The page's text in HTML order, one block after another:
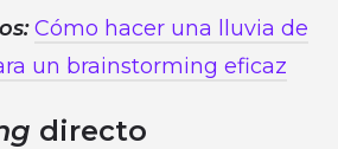
Cómo hacer una lluvia de
un brainstorming eficaz
directo